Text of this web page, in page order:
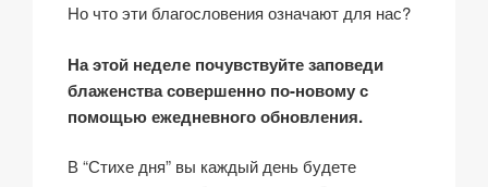
Но что эти благословения означают для нас?
На этой неделе почувствуйте заповеди
блаженства совершенно по-новому с
помощью ежедневного обновления.
В “Стихе дня” вы каждый день будете